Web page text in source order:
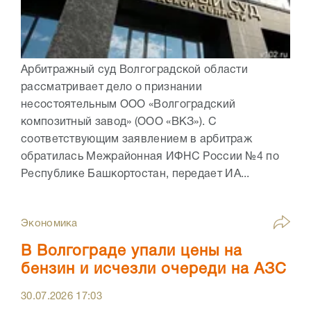
Арбитражный суд Волгоградской области
рассматривает дело о признании
несостоятельным ООО «Волгоградский
композитный завод» (ООО «ВКЗ»). С
соответствующим заявлением в арбитраж
обратилась Межрайонная ИФНС России №4 по
Республике Башкортостан, передает ИА...
Экономика
В Волгограде упали цены на
бензин и исчезли очереди на АЗС
30.07.2026 17:03